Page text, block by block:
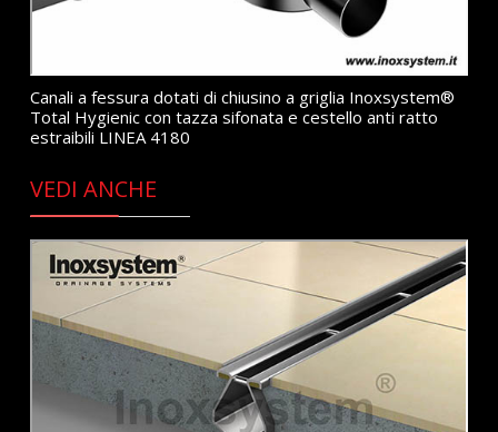
Canali a fessura dotati di chiusino a griglia Inoxsystem®
Total Hygienic con tazza sifonata e cestello anti ratto
estraibili LINEA 4180
VEDI ANCHE